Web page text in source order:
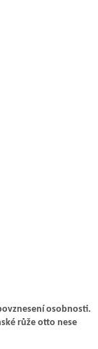
osobnosti.
růže otto nese